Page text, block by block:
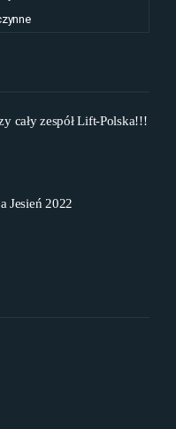
cały zespół Lift-Polska!!!
Jesień 2022